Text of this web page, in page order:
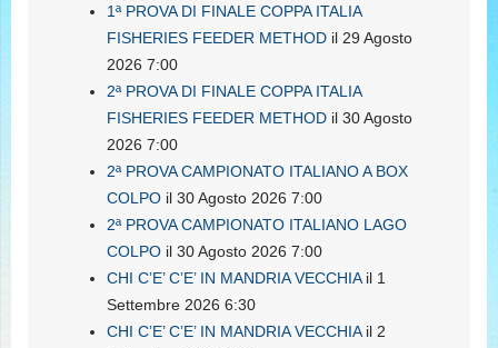
1ª PROVA DI FINALE COPPA ITALIA
FISHERIES FEEDER METHOD il 29 Agosto
2026 7:00
2ª PROVA DI FINALE COPPA ITALIA
FISHERIES FEEDER METHOD il 30 Agosto
2026 7:00
2ª PROVA CAMPIONATO ITALIANO A BOX
COLPO il 30 Agosto 2026 7:00
2ª PROVA CAMPIONATO ITALIANO LAGO
COLPO il 30 Agosto 2026 7:00
CHI C’E’ C’E’ IN MANDRIA VECCHIAil 1
Settembre 2026 6:30
CHI C’E’ C’E’ IN MANDRIA VECCHIAil 2